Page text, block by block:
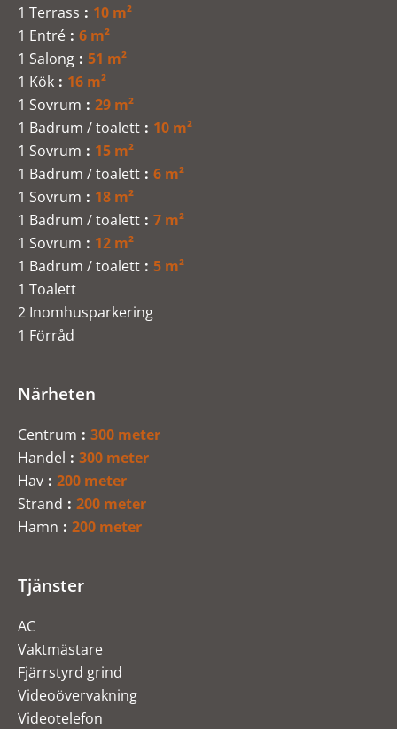
1 Terrass
10 m²
1 Entré
6 m²
1 Salong
51 m²
1 Kök
16 m²
1 Sovrum
29 m²
1 Badrum / toalett
10 m²
1 Sovrum
15 m²
1 Badrum / toalett
6 m²
1 Sovrum
18 m²
1 Badrum / toalett
7 m²
1 Sovrum
12 m²
1 Badrum / toalett
5 m²
1 Toalett
2 Inomhusparkering
1 Förråd
Närheten
Centrum
300 meter
Handel
300 meter
Hav
200 meter
Strand
200 meter
Hamn
200 meter
Tjänster
AC
Vaktmästare
Fjärrstyrd grind
Videoövervakning
Videotelefon